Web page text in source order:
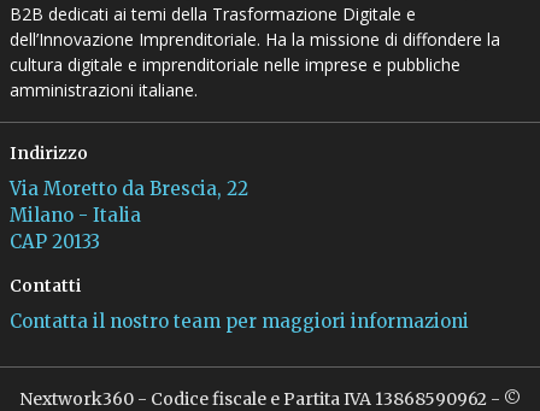
B2B dedicati ai temi della Trasformazione Digitale e
dell’Innovazione Imprenditoriale. Ha la missione di diffondere la
cultura digitale e imprenditoriale nelle imprese e pubbliche
amministrazioni italiane.
Indirizzo
Via Moretto da Brescia, 22
Milano - Italia
CAP 20133
Contatti
Contatta il nostro team per maggiori informazioni
Nextwork360 - Codice fiscale e Partita IVA 13868590962 - ©